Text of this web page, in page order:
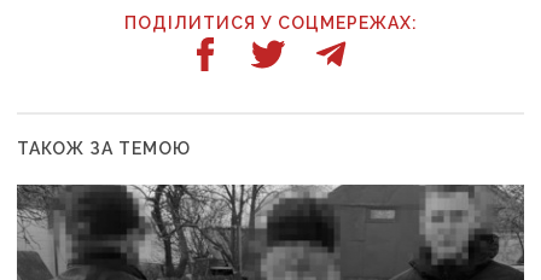
ПОДІЛИТИСЯ У СОЦМЕРЕЖАХ:
ТАКОЖ ЗА ТЕМОЮ